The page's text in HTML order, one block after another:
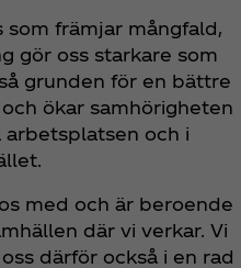
främjar mångfald,
gör oss starkare som
grunden för en bättre
ökar samhörigheten
arbetsplatsen och i
med och är beroende
där vi verkar. Vi
därför också i en rad